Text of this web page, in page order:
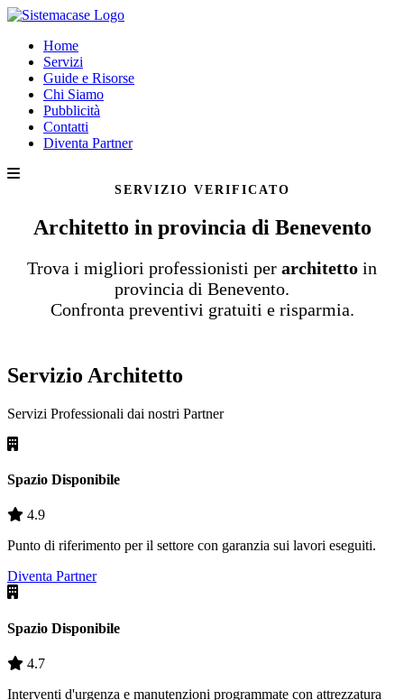
Home
Servizi
Guide e Risorse
Chi Siamo
Pubblicità
Contatti
Diventa Partner
SERVIZIO VERIFICATO
Architetto in provincia di Benevento
Trova i migliori professionisti per architetto in
provincia di Benevento.
Confronta preventivi gratuiti e risparmia.
Servizio Architetto
Servizi Professionali dai nostri Partner
Spazio Disponibile
4.9
Punto di riferimento per il settore con garanzia sui lavori eseguiti.
Diventa Partner
Spazio Disponibile
4.7
Interventi d'urgenza e manutenzioni programmate con attrezzatura